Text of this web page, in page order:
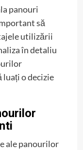
panouri
să
utilizării
în detaliu
o decizie
ale panourilor